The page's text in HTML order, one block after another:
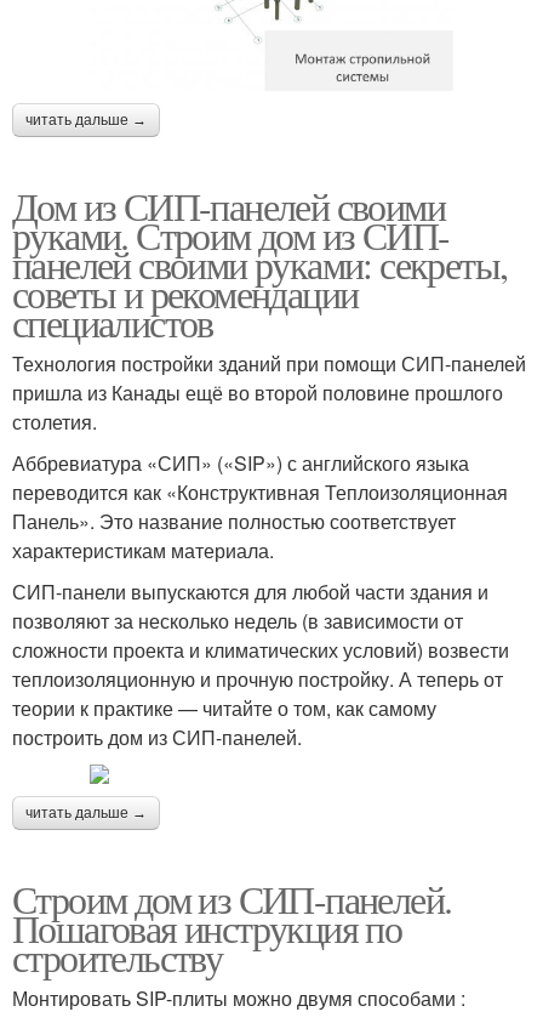
читать дальше →
Дом из СИП-панелей своими
руками. Строим дом из СИП-
панелей своими руками: секреты,
советы и рекомендации
специалистов
Технология постройки зданий при помощи СИП-панелей
пришла из Канады ещё во второй половине прошлого
столетия.
Аббревиатура «СИП» («SIP») с английского языка
переводится как «Конструктивная Теплоизоляционная
Панель». Это название полностью соответствует
характеристикам материала.
СИП-панели выпускаются для любой части здания и
позволяют за несколько недель (в зависимости от
сложности проекта и климатических условий) возвести
теплоизоляционную и прочную постройку. А теперь от
теории к практике — читайте о том, как самому
построить дом из СИП-панелей.
читать дальше →
Строим дом из СИП-панелей.
Пошаговая инструкция по
строительству
Монтировать SIP-плиты можно двумя способами :